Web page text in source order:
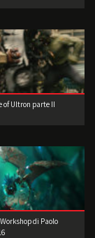
of Ultron parte II
di Paolo